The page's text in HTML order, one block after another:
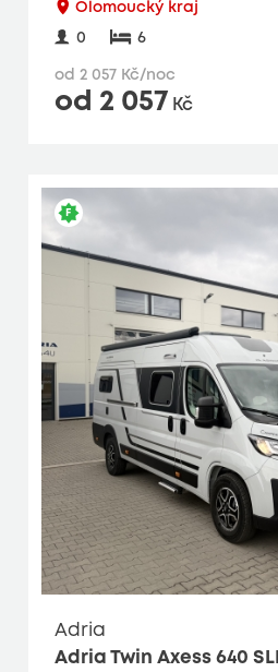
Olomoucký kraj
0 6
od 2 057 Kč/noc
od 2 057 Kč
Adria
Adria Twin Axess 640